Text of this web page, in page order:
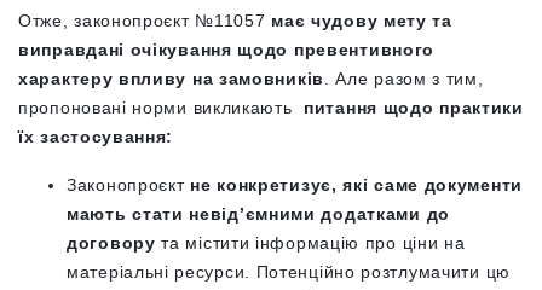
Отже, законопроєкт №11057 має чудову мету та
виправдані очікування щодо превентивного
характеру впливу на замовників
. Але разом з тим,
пропоновані норми викликають
питання щодо практики
їх застосування:
Законопроєкт не конкретизує, які саме документи
мають стати невід’ємними додатками до
договору та містити інформацію про ціни на
матеріальні ресурси. Потенційно розтлумачити цю